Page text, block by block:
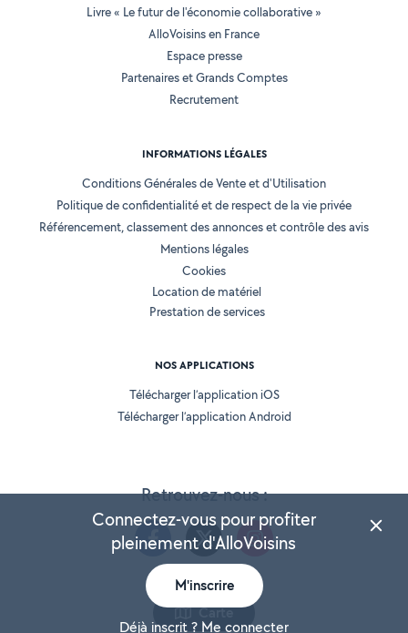
Carte
Retrouvez-nous :
Livre « Le futur de l'économie collaborative »
AlloVoisins en France
Espace presse
Partenaires et Grands Comptes
Recrutement
INFORMATIONS LÉGALES
Conditions Générales de Vente et d'Utilisation
Politique de confidentialité et de respect de la vie privée
Référencement, classement des annonces et contrôle des avis
Mentions légales
Cookies
Location de matériel
Prestation de services
NOS APPLICATIONS
Télécharger l’application iOS
Télécharger l’application Android
Connectez-vous pour profiter
pleinement d'AlloVoisins
M'inscrire
Déjà inscrit ? Me connecter